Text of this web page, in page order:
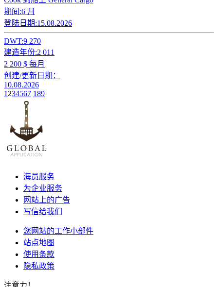
期间:6 月
登陆日期:15.08.2026
DWT:9 270
建造年份:2 011
2 200 $ 每月
创建/更新日期：
10.08.2026
1 234567 189
海员服务
为企业服务
网站上的广告
写信给我们
您网站的工作小部件
站点地图
使用条款
隐私政策
注意力！